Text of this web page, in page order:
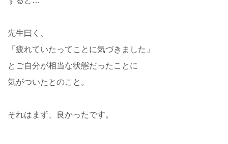
先生曰く、
「疲れていたってことに気づきました」
とご自分が相当な状態だったことに
気がついたとのこと。
それはまず、良かったです。